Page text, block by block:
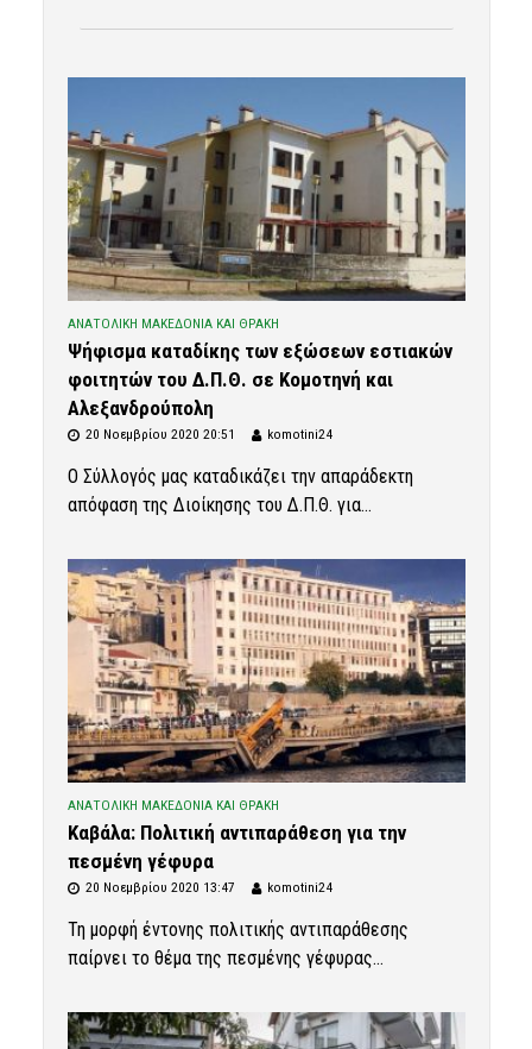
ΑΝΑΤΟΛΙΚΗ ΜΑΚΕΔΟΝΙΑ ΚΑΙ ΘΡΑΚΗ
Ψήφισμα καταδίκης των εξώσεων εστιακών
φοιτητών του Δ.Π.Θ. σε Κομοτηνή και
Αλεξανδρούπολη
20 Νοεμβρίου 2020 20:51 komotini24
Ο Σύλλογός μας καταδικάζει την απαράδεκτη
απόφαση της Διοίκησης του Δ.Π.Θ. για...
ΑΝΑΤΟΛΙΚΗ ΜΑΚΕΔΟΝΙΑ ΚΑΙ ΘΡΑΚΗ
Καβάλα: Πολιτική αντιπαράθεση για την
πεσμένη γέφυρα
20 Νοεμβρίου 2020 13:47 komotini24
Τη μορφή έντονης πολιτικής αντιπαράθεσης
παίρνει το θέμα της πεσμένης γέφυρας...